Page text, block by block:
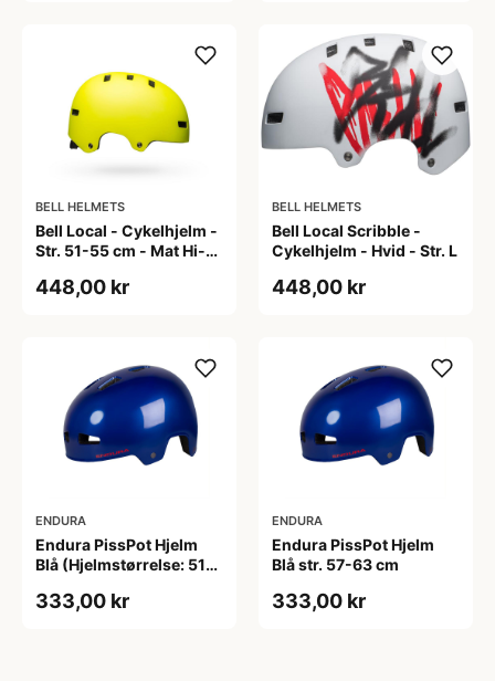
BELL HELMETS
Bell Local - Cykelhjelm -
Str. 51-55 cm - Mat Hi-
448,00 kr
BELL HELMETS
Bell Local Scribble -
Cykelhjelm - Hvid - Str. L
448,00 kr
ENDURA
Endura PissPot Hjelm
Blå (Hjelmstørrelse: 51-
333,00 kr
ENDURA
Endura PissPot Hjelm
Blå str. 57-63 cm
333,00 kr